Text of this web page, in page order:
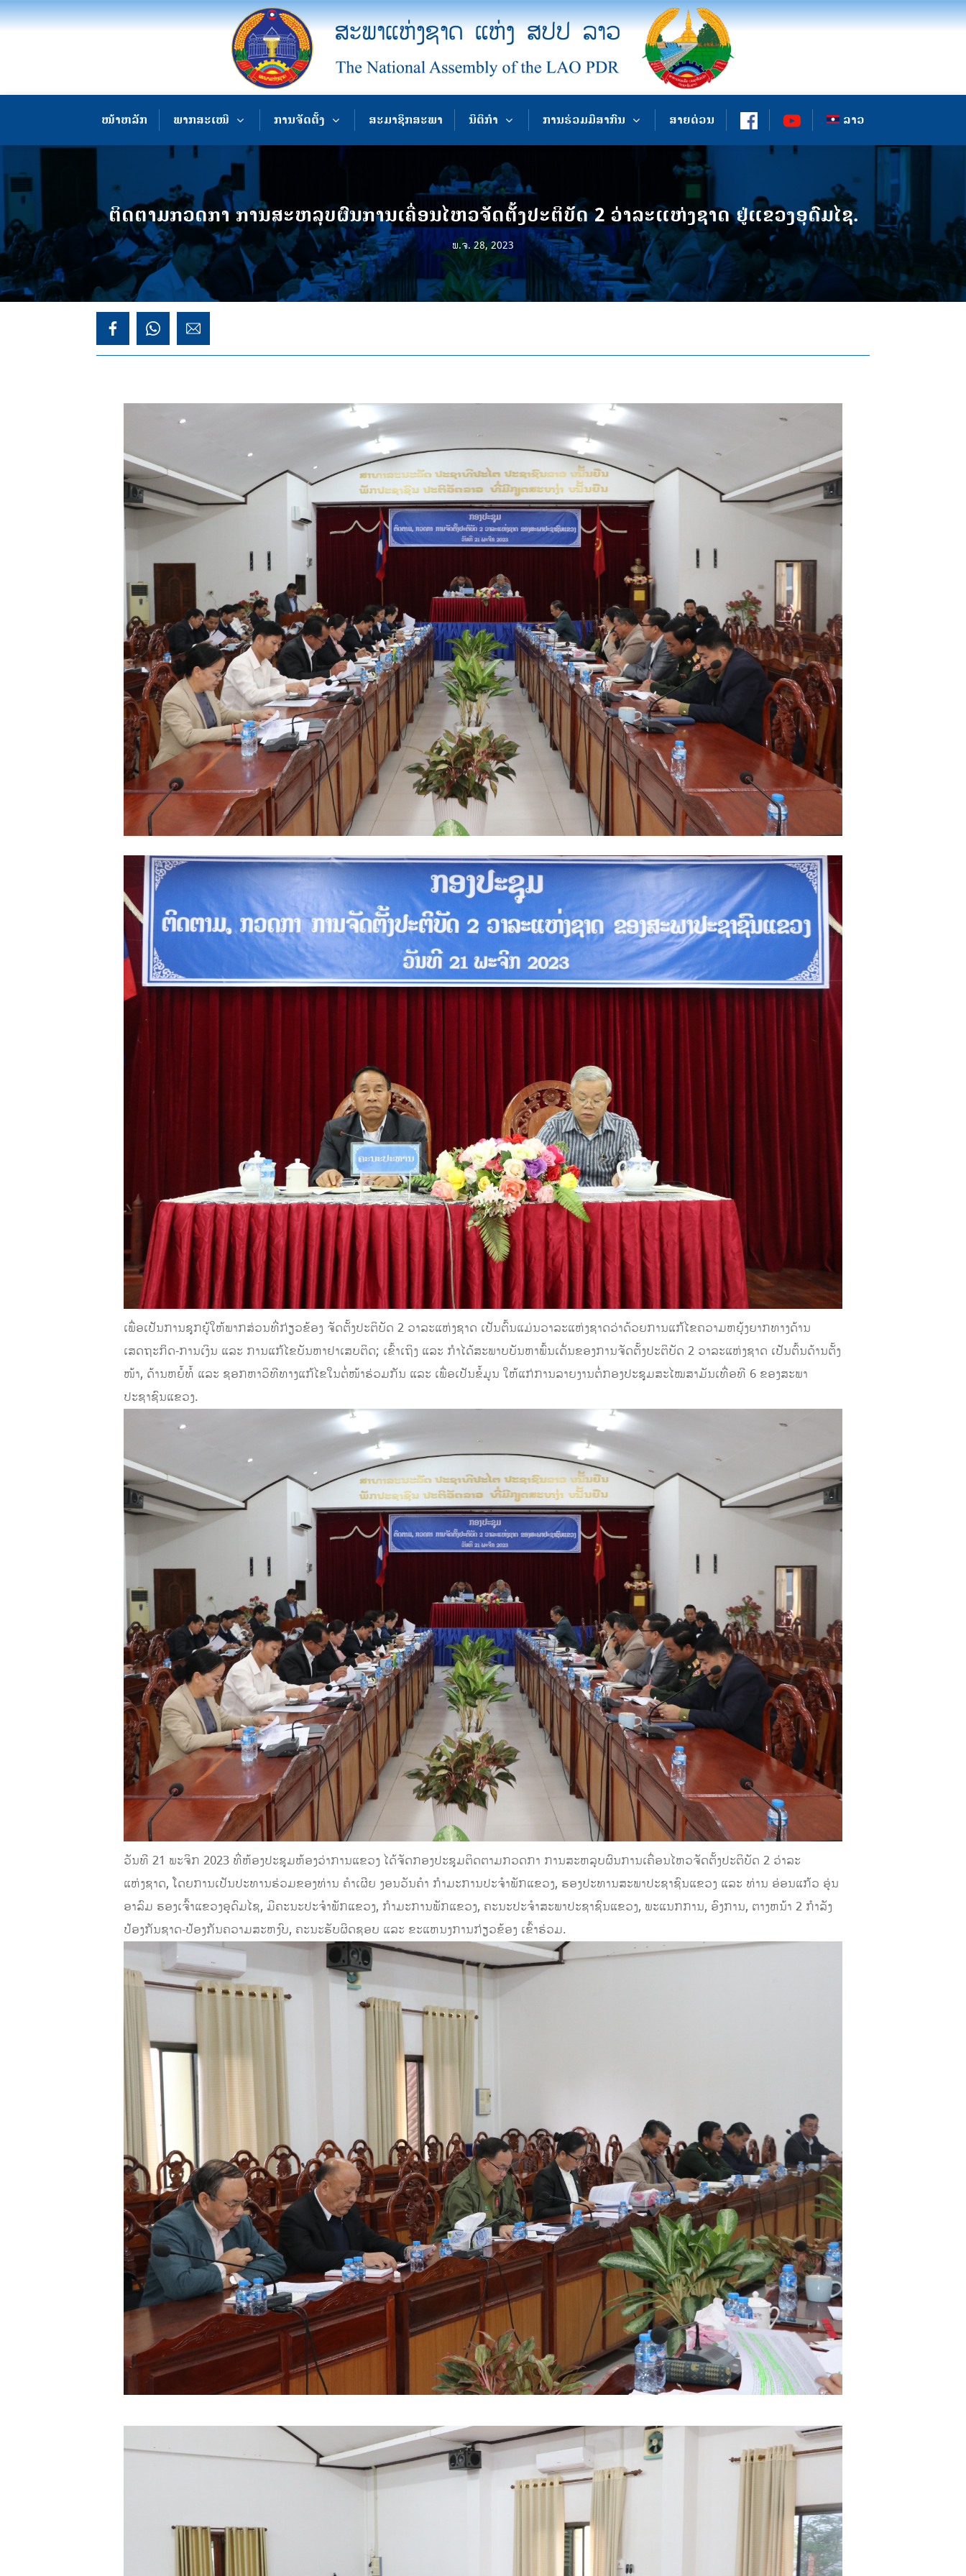
ໜ້າຫລັກ ພາກສະເໜີ ການຈັດຕັ້ງ ສະມາຊິກສະພາ ນິຕິກຳ ການຮ່ວມມືສາກົນ ສາຍດ່ວນ ລາວ
ຕິດຕາມກວດກາ ການສະຫລຸບຜົນການເຄື່ອນໄຫວຈັດຕັ້ງປະຕິບັດ 2 ວ່າລະແຫ່ງຊາດ ຢູ່ແຂວງອຸດົມໄຊ.
ພ.ຈ. 28, 2023
ເພື່ອເປັນການຊຸກຍູ້ໃຫ້ພາກສ່ວນທີ່ກ່ຽວຂ້ອງ ຈັດຕັ້ງປະຕິບັດ 2 ວາລະແຫ່ງຊາດ ເປັນຕົ້ນແມ່ນວາລະແຫ່ງຊາດວ່າດ້ວຍການແກ້ໄຂຄວາມຫຍຸ້ງຍາກທາງດ້ານ
ເສດຖະກິດ-ການເງິນ ແລະ ການແກ້ໄຂບັນຫາຢາເສບຕິດ; ເຂົ້າເຖິງ ແລະ ກໍາໄດ້ສະພາບບັນຫາພົ້ນເດັ່ນຂອງການຈັດຕັ້ງປະຕິບັດ 2 ວາລະແຫ່ງຊາດ ເປັນຕົ້ນດ້ານຕັ້ງ
ໜ້າ, ດ້ານຫຍໍ້ທໍ້ ແລະ ຊອກຫາວິທີທາງແກ້ໄຂໃນຕໍ່ໜ້າຮ່ວມກັນ ແລະ ເພື່ອເປັນຂໍ້ມູນ ໃຫ້ແກ່ການລາຍງານຕໍ່ກອງປະຊຸມສະໄໝສາມັນເທື່ອທີ 6 ຂອງສະພາ
ປະຊາຊົນແຂວງ.
ວັນທີ 21 ພະຈິກ 2023 ທີ່ຫ້ອງປະຊຸມຫ້ອງວ່າການແຂວງ ໄດ້ຈັດກອງປະຊຸມຕິດຕາມກວດກາ ການສະຫລຸບຜົນການເຄື່ອນໄຫວຈັດຕັ້ງປະຕິບັດ 2 ວ່າລະ
ແຫ່ງຊາດ, ໂດຍການເປັນປະທານຮ່ວມຂອງທ່ານ ຄຳເຜີຍ ງອນວັນຄຳ ກຳມະການປະຈຳພັກແຂວງ, ຮອງປະທານສະພາປະຊາຊົນແຂວງ ແລະ ທ່ານ ອ່ອນແກ້ວ ອຸ່ນ
ອາລົມ ຮອງເຈົ້າແຂວງອຸດົມໄຊ, ມີຄະນະປະຈຳພັກແຂວງ, ກໍາມະການພັກແຂວງ, ຄະນະປະຈໍາສະພາປະຊາຊົນແຂວງ, ພະແນກການ, ອົງການ, ຕາງຫນ້າ 2 ກຳລັງ
ປ້ອງກັນຊາດ-ປ້ອງກັນຄວາມສະຫງົບ, ຄະນະຮັບຜິດຊອບ ແລະ ຂະແຫນງການກ່ຽວຂ້ອງ ເຂົ້າຮ່ວມ.